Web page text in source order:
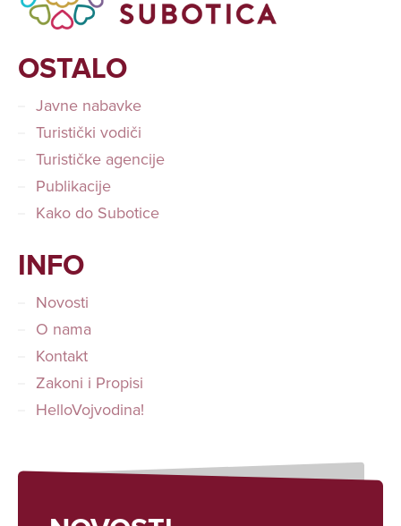
OSTALO
Javne nabavke
Turistički vodiči
Turističke agencije
Publikacije
Kako do Subotice
INFO
Novosti
O nama
Kontakt
Zakoni i Propisi
HelloVojvodina!